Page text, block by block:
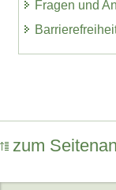
Fragen und
zum